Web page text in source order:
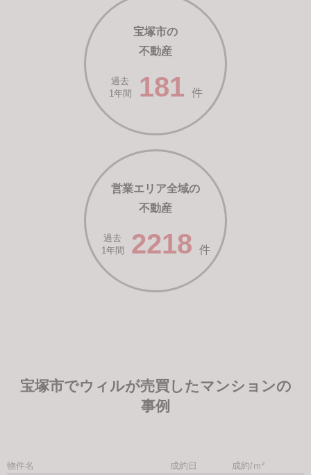
宝塚市の
不動産
過去
1年間
181 件
営業エリア全域の
不動産
過去
1年間
2218 件
宝塚市でウィルが売買したマンションの
事例
物件名 成約日 成約/ｍ²